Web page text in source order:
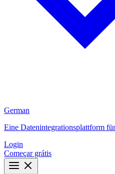
German
Eine Datenintegrationsplattform
Login
Começar grátis